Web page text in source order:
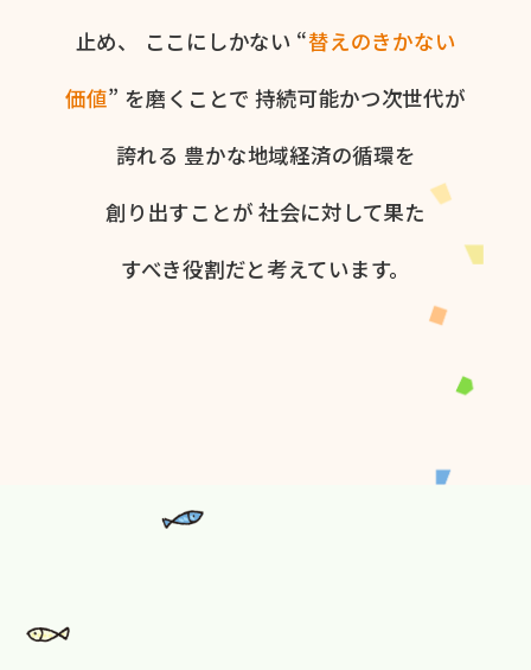
止め、
ここに​しかない​ “替えの​きかない​
価値” を​磨く​ことで 持続可能かつ次世代が​
誇れる 豊かな​地域経済の​循環を​
創り出すことが 社会に​対して​果た​
すべき役割だと​考えています。​